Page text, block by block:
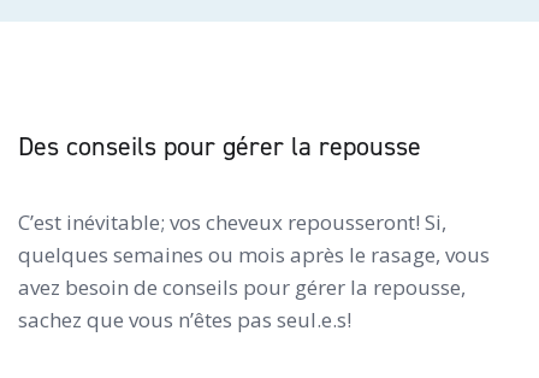
Des conseils pour gérer la repousse
C’est inévitable; vos cheveux repousseront! Si,
quelques semaines ou mois après le rasage, vous
avez besoin de conseils pour gérer la repousse,
sachez que vous n’êtes pas seul.e.s!